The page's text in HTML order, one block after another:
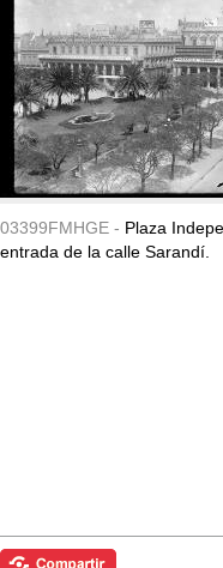
03399FMHGE - Plaza
entrada de la calle Sarandí.